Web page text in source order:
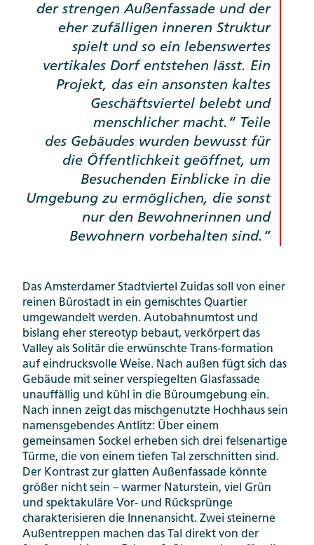
der strengen Außenfassade und der
eher zufälligen inneren Struktur
spielt und so ein lebenswertes
vertikales Dorf entstehen lässt. Ein
Projekt, das ein ansonsten kaltes
Geschäftsviertel belebt und
menschlicher macht.“ Teile
des Gebäudes wurden bewusst für
die Öffentlichkeit geöffnet, um
Besuchenden Einblicke in die
Umgebung zu ermöglichen, die sonst
nur den Bewohnerinnen und
Bewohnern vorbehalten sind.
Das Amsterdamer Stadtviertel Zuidas soll von einer
reinen Bürostadt in ein gemischtes Quartier
umgewandelt werden. Autobahnumtost und
bislang eher stereotyp bebaut, verkörpert das
Valley als Solitär die erwünschte Trans-formation
auf eindrucksvolle Weise. Nach außen fügt sich das
Gebäude mit seiner verspiegelten Glasfassade
unauffällig und kühl in die Büroumgebung ein.
Nach innen zeigt das mischgenutzte Hochhaus sein
namensgebendes Antlitz: Über einem
gemeinsamen Sockel erheben sich drei felsenartige
Türme, die von einem tiefen Tal zerschnitten sind.
Der Kontrast zur glatten Außenfassade könnte
größer nicht sein – warmer Naturstein, viel Grün
und spektakuläre Vor- und Rücksprünge
charakterisieren die Innenansicht. Zwei steinerne
Außentreppen machen das Tal direkt von der